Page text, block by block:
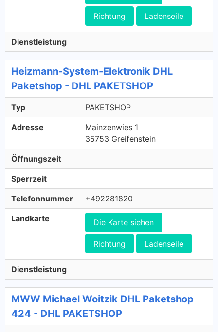
Richtung Ladenseile
Dienstleistung
Heizmann-System-Elektronik DHL
Paketshop - DHL PAKETSHOP
Typ PAKETSHOP
Adresse
Mainzenwies 1
35753 Greifenstein
Öffnungszeit
Sperrzeit
Telefonnummer +492281820
Landkarte Die Karte siehen
Richtung Ladenseile
Dienstleistung
MWW Michael Woitzik DHL Paketshop
424 - DHL PAKETSHOP